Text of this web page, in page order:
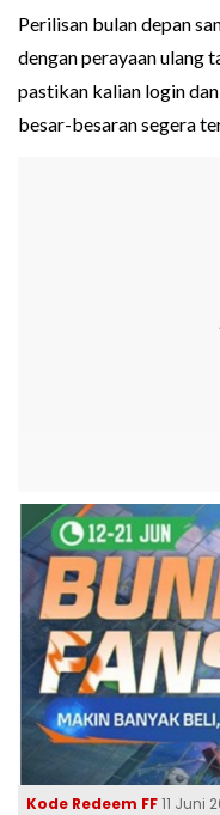
Perilisan bulan depan
dengan perayaan ulang
pastikan kalian login
besar-besaran segera
Kode Redeem FF11 Juni